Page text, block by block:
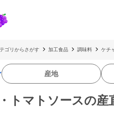
ゴリからさがす 加工食品 調味料 ケチ
産地
トマトソースの産